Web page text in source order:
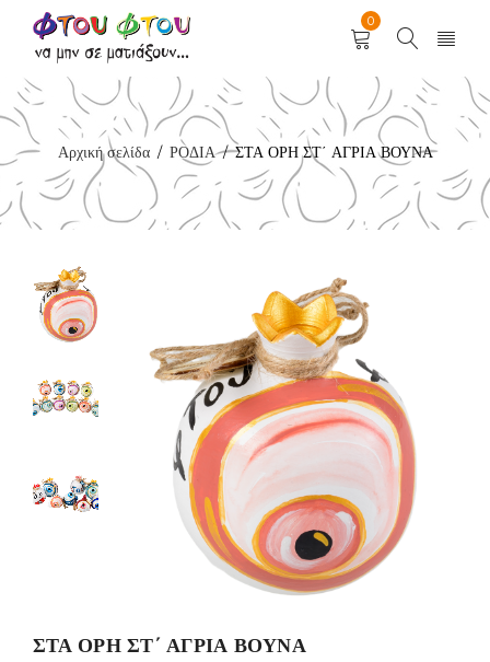
0
Αρχική σελίδα / ΡΟΔΙΑ / ΣΤΑ ΟΡΗ ΣΤ΄ ΑΓΡΙΑ ΒΟΥΝΑ
ΣΤΑ ΟΡΗ ΣΤ΄ ΑΓΡΙΑ ΒΟΥΝΑ